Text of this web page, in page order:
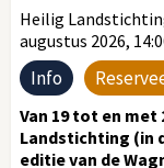
Heilig
augustus 2026,
Info
Van 19 tot en met
Landstichting (in
editie van de